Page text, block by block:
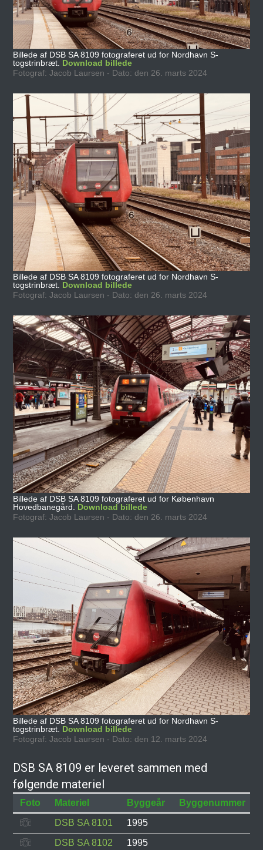
Billede af DSB SA 8109 fotograferet ud for Nordhavn S-
togstrinbræt. Download billede
Fotograf: Jacob Laursen - Dato: den 26. marts 2024
Billede af DSB SA 8109 fotograferet ud for Nordhavn S-
togstrinbræt. Download billede
Fotograf: Jacob Laursen - Dato: den 26. marts 2024
Billede af DSB SA 8109 fotograferet ud for København
Hovedbanegård. Download billede
Fotograf: Jacob Laursen - Dato: den 26. marts 2024
Billede af DSB SA 8109 fotograferet ud for Nordhavn S-
togstrinbræt. Download billede
Fotograf: Jacob Laursen - Dato: den 12. marts 2024
DSB SA 8109 er leveret sammen med
følgende materiel
Foto Materiel Byggeår Byggenummer
DSB SA 8101
1995
DSB SA 8102
1995